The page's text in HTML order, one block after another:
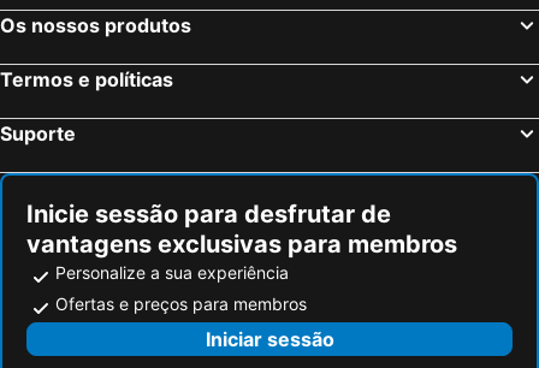
Os nossos produtos
Termos e políticas
Suporte
Inicie sessão para desfrutar de
vantagens exclusivas para membros
Personalize a sua experiência
Ofertas e preços para membros
Iniciar sessão